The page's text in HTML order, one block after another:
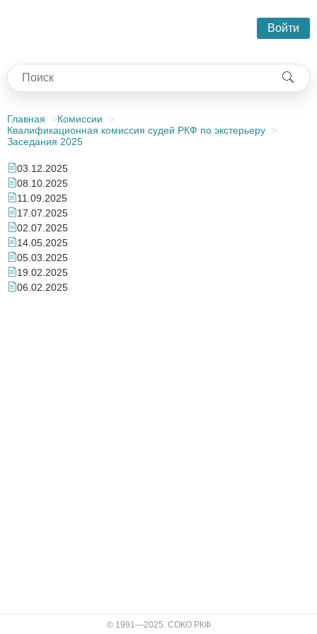
Войти
Главная
Комиссии
Квалификационная комиссия судей РКФ по экстерьеру
Заседания 2025
03.12.2025
08.10.2025
11.09.2025
17.07.2025
02.07.2025
14.05.2025
05.03.2025
19.02.2025
06.02.2025
© 1991—2025. СОКО РКФ